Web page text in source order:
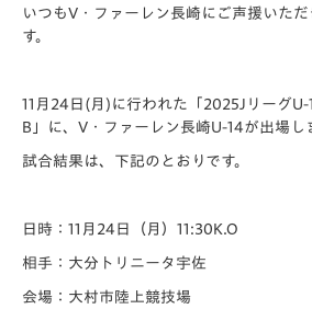
いつもV・ファーレン長崎にご声援いた
す。
11月24日(月)に行われた「️2025Jリーグ
B」に、V・ファーレン長崎U-14が出場し
試合結果は、下記のとおりです。
日時：11月24日（月）11:30K.O
相手：大分トリニータ宇佐
会場：大村市陸上競技場